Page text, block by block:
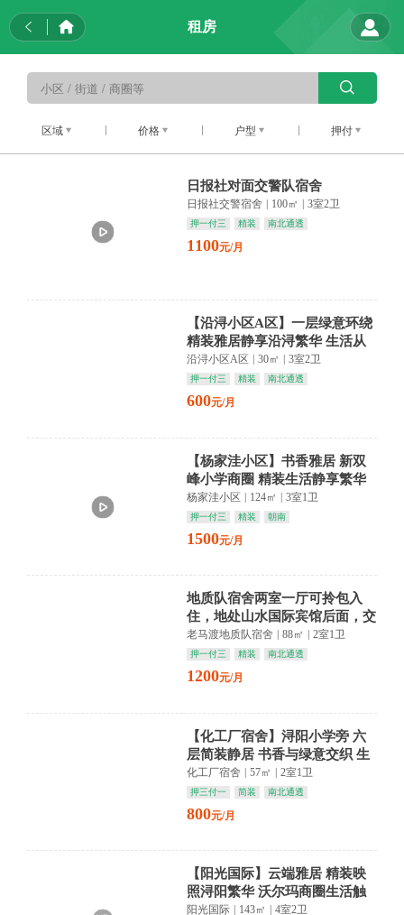
租房
区域 价格 户型 押付
日报社对面交警队宿舍
日报社交警宿舍 100㎡ 3室2卫
押一付三 精装 南北通透
1100元/月
【沿浔小区A区】一层绿意环绕
精装雅居静享沿浔繁华 生活从
容如诗
沿浔小区A区 30㎡ 3室2卫
押一付三 精装 南北通透
600元/月
【杨家洼小区】书香雅居 新双
峰小学商圈 精装生活静享繁华
杨家洼小区 124㎡ 3室1卫
押一付三 精装 朝南
1500元/月
地质队宿舍两室一厅可拎包入
住，地处山水国际宾馆后面，交
通方便，生活配套设备全。
老马渡地质队宿舍 88㎡ 2室1卫
押一付三 精装 南北通透
1200元/月
【化工厂宿舍】浔阳小学旁 六
层简装静居 书香与绿意交织 生
活悠然自得
化工厂宿舍 | 57㎡ | 2室1卫
押三付一 简装 南北通透
800元/月
【阳光国际】云端雅居 精装映
照浔阳繁华 沃尔玛商圈生活触
手可及
阳光国际 143㎡ 4室2卫